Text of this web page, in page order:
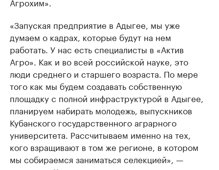
«Запуская предприятие в Адыгее, мы уже
думаем о кадрах, которые будут на нем
работать. У нас есть специалисты в «Актив
Агро». Как и во всей российской науке, это
люди среднего и старшего возраста. По мере
того как мы будем создавать собственную
площадку с полной инфраструктурой в Адыгее,
планируем набирать молодежь, выпускников
Кубанского государственного аграрного
университета. Рассчитываем именно на тех,
кого взращивают в том же регионе, в котором
мы собираемся заниматься селекцией», —